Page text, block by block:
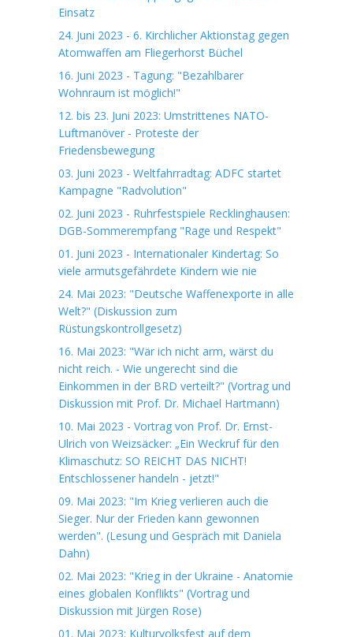
Einsatz
24. Juni 2023 - 6. Kirchlicher Aktionstag gegen
Atomwaffen am Fliegerhorst Büchel
16. Juni 2023 - Tagung: "Bezahlbarer
Wohnraum ist möglich!"
12. bis 23. Juni 2023: Umstrittenes NATO-
Luftmanöver - Proteste der
Friedensbewegung
03. Juni 2023 - Weltfahrradtag: ADFC startet
Kampagne "Radvolution"
02. Juni 2023 - Ruhrfestspiele Recklinghausen:
DGB-Sommerempfang "Rage und Respekt"
01. Juni 2023 - Internationaler Kindertag: So
viele armutsgefährdete Kindern wie nie
24. Mai 2023: "Deutsche Waffenexporte in alle
Welt?" (Diskussion zum
Rüstungskontrollgesetz)
16. Mai 2023: "Wär ich nicht arm, wärst du
nicht reich. - Wie ungerecht sind die
Einkommen in der BRD verteilt?" (Vortrag und
Diskussion mit Prof. Dr. Michael Hartmann)
10. Mai 2023 - Vortrag von Prof. Dr. Ernst-
Ulrich von Weizsäcker: „Ein Weckruf für den
Klimaschutz: SO REICHT DAS NICHT!
Entschlossener handeln - jetzt!"
09. Mai 2023: "Im Krieg verlieren auch die
Sieger. Nur der Frieden kann gewonnen
werden". (Lesung und Gespräch mit Daniela
Dahn)
02. Mai 2023: "Krieg in der Ukraine - Anatomie
eines globalen Konflikts" (Vortrag und
Diskussion mit Jürgen Rose)
01. Mai 2023: Kulturvolksfest auf dem